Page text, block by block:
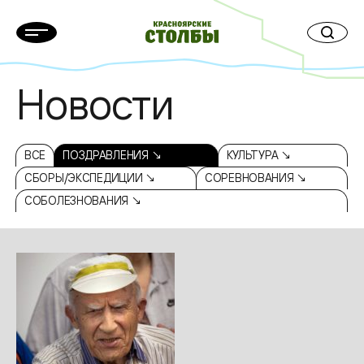
Новости
ВСЕ ПОЗДРАВЛЕНИЯ ↘
КУЛЬТУРА ↘
СБОРЫ/ЭКСПЕДИЦИИ ↘
СОРЕВНОВАНИЯ ↘
СОБОЛЕЗНОВАНИЯ ↘